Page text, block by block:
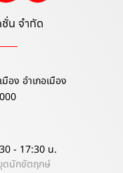
น จำกัด
อง อำเภอเมือง
- 17:30 น.
ดนักขัตฤกษ์